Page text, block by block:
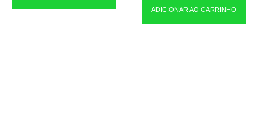
ADICIONAR AO CARRINHO